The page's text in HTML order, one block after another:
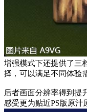
增强模式下还提供了三
择，可以满足不同体验
后者画面分辨率得到提
感受更为贴近PS版原汁